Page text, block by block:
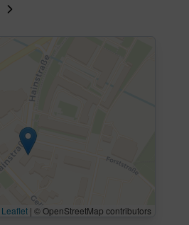
Leaflet | © OpenStreetMap contributors